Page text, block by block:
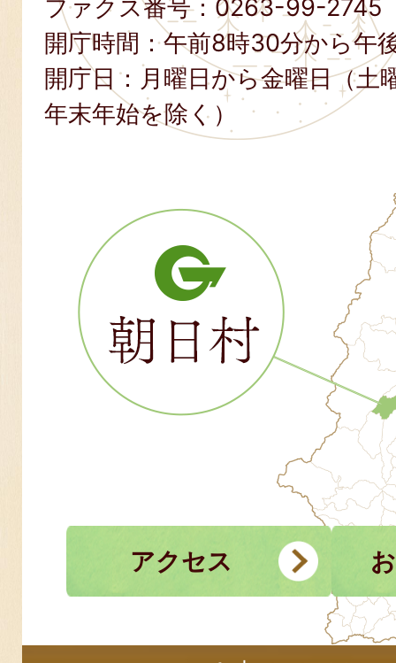
ファクス番号： 0263-99-2745
開庁時間：午前8時30分から午
開庁日：月曜日から金曜日（土
年末年始を除く）
アクセス